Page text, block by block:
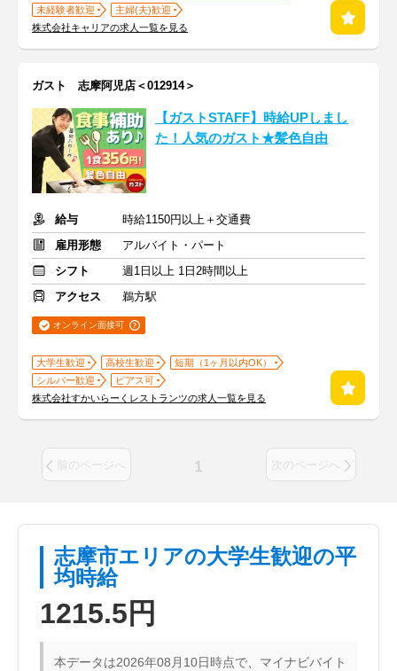
未経験者歓迎
主婦(夫)歓迎
株式会社キャリアの求人一覧を見る
ガスト 志摩阿児店＜012914＞
【ガストSTAFF】時給UPしまし
た！人気のガスト★髪色自由
給与
時給1150円以上＋交通費
雇用形態
アルバイト・パート
シフト
週1日以上 1日2時間以上
アクセス
鵜方駅
オンライン面接可
大学生歓迎 高校生歓迎
短期（1ヶ月以内OK）
シルバー歓迎
ピアス可
株式会社すかいらーくレストランツの求人一覧を見る
前のページへ 1 次のページへ
志摩市エリアの大学生歓迎の平
均時給
1215.5円
本データは2026年08月10日時点で、マイナビバイト